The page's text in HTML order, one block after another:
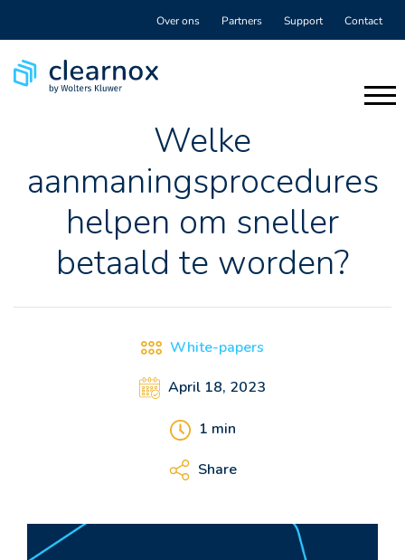
Over ons Partners Support Contact
Welke
aanmaningsprocedures
helpen om sneller
betaald te worden?
White-papers
April 18, 2023
1 min
Share